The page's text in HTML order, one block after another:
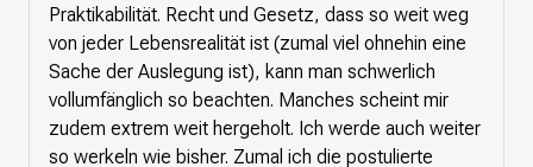
Praktikabilität. Recht und Gesetz, dass so weit weg
von jeder Lebensrealität ist (zumal viel ohnehin eine
Sache der Auslegung ist), kann man schwerlich
vollumfänglich so beachten. Manches scheint mir
zudem extrem weit hergeholt. Ich werde auch weiter
so werkeln wie bisher. Zumal ich die postulierte